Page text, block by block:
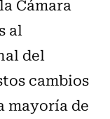
Cámara
al
del
cambios
mayoría de